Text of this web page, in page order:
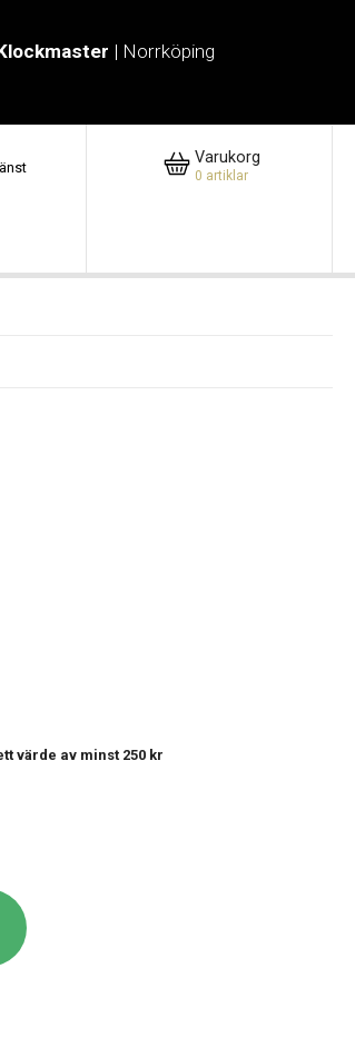
| Norrköping
Varukorg
0 artiklar
värde av minst 250 kr